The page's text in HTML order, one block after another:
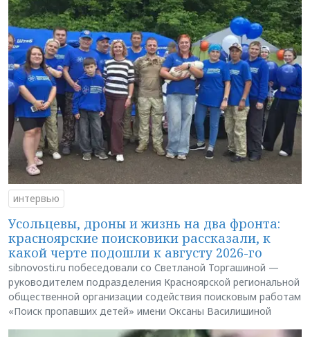
интервью
Усольцевы, дроны и жизнь на два фронта:
красноярские поисковики рассказали, к
какой черте подошли к августу 2026-го
sibnovosti.ru побеседовали со Светланой Торгашиной —
руководителем подразделения Красноярской региональной
общественной организации содействия поисковым работам
«Поиск пропавших детей» имени Оксаны Василишиной